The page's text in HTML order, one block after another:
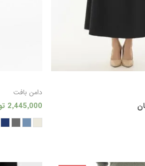
دامن بافت
2٬445٬000 تومان